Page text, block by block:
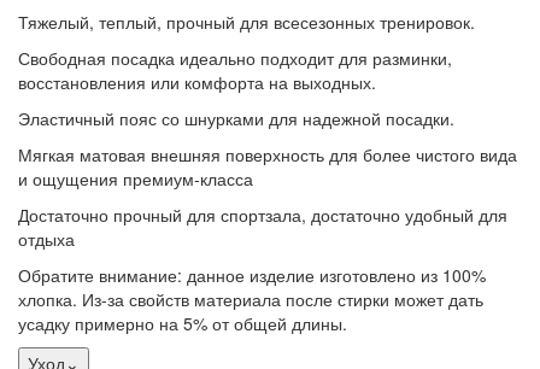
Тяжелый, теплый, прочный для всесезонных тренировок.
Свободная посадка идеально подходит для разминки,
восстановления или комфорта на выходных.
Эластичный пояс со шнурками для надежной посадки.
Мягкая матовая внешняя поверхность для более чистого вида
и ощущения премиум-класса
Достаточно прочный для спортзала, достаточно удобный для
отдыха
Обратите внимание: данное изделие изготовлено из 100%
хлопка. Из-за свойств материала после стирки может дать
усадку примерно на 5% от общей длины.
Уход⌄